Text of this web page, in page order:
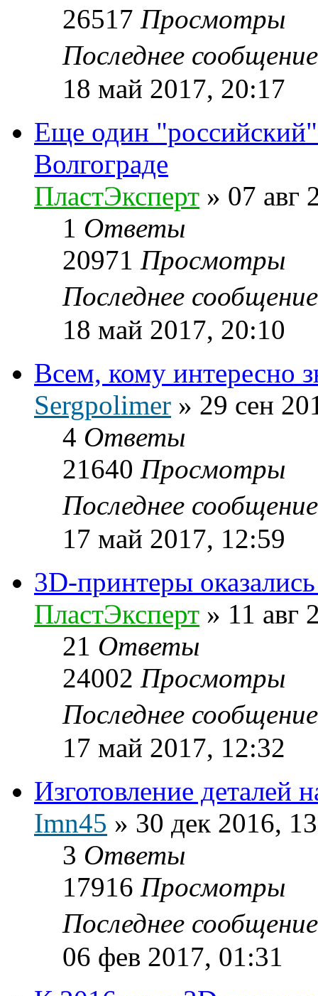
26517 Просмотры
Последнее
18 май 2017, 20:17
Еще один
Волгограде
ПластЭксперт » 07 авг
1 Ответы
20971 Просмотры
Последнее
18 май 2017, 20:10
Всем, кому интересно
Sergpolimer » 29 сен
4 Ответы
21640 Просмотры
Последнее
17 май 2017, 12:59
3D-принтеры
ПластЭксперт » 11 авг
21 Ответы
24002 Просмотры
Последнее
17 май 2017, 12:32
Изготовление деталей
Imn45 » 30 дек 2016,
3 Ответы
17916 Просмотры
Последнее
06 фев 2017, 01:31